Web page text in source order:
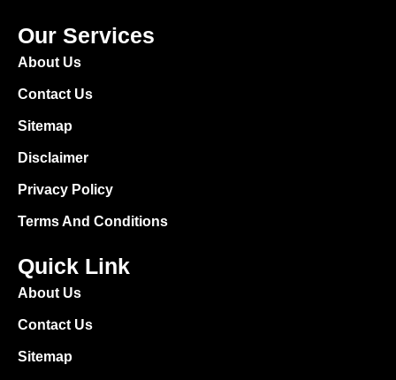
Our Services
About Us
Contact Us
Sitemap
Disclaimer
Privacy Policy
Terms And Conditions
Quick Link
About Us
Contact Us
Sitemap